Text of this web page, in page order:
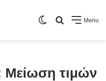
Menu
Search
Switch
Μείωση τιμών